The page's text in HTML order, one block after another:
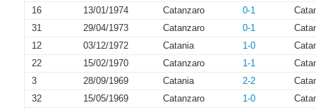
16
13/01/1974 Catanzaro 0-1
31
29/04/1973 Catanzaro 0-1
12
03/12/1972 Catania 1-0
22
15/02/1970 Catanzaro 1-1
3
28/09/1969 Catania 2-2
32
15/05/1969 Catanzaro 1-0